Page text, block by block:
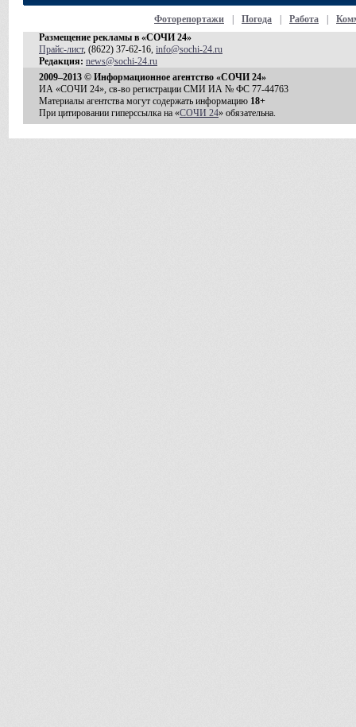
Фоторепортажи Погода Работа
Размещение рекламы в «СОЧИ 24»
Прайс-лист, (8622) 37-62-16, info@sochi-24.ru
Редакция: news@sochi-24.ru
2009–2013 © Информационное агентство «СОЧИ 24»
ИА «СОЧИ 24», св-во регистрации СМИ ИА № ФС 77-44763
Материалы агентства могут содержать информацию 18+
При цитировании гиперссылка на «СОЧИ 24» обязательна.